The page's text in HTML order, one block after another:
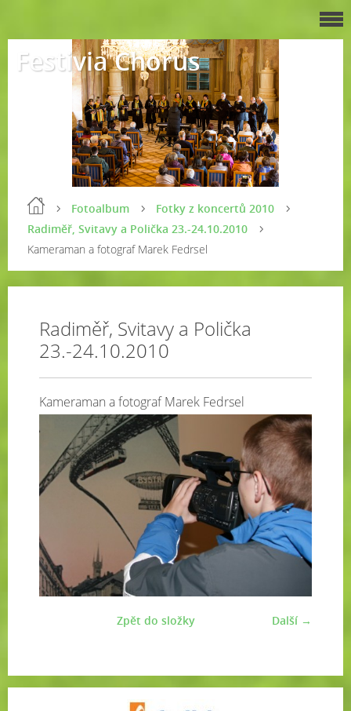
Festivia Chorus
Fotoalbum
Fotky z koncertů 2010
Radiměř, Svitavy a Polička 23.-24.10.2010
Kameraman a fotograf Marek Fedrsel
Radiměř, Svitavy a Polička
23.-24.10.2010
Kameraman a fotograf Marek Fedrsel
Další →
Zpět do složky